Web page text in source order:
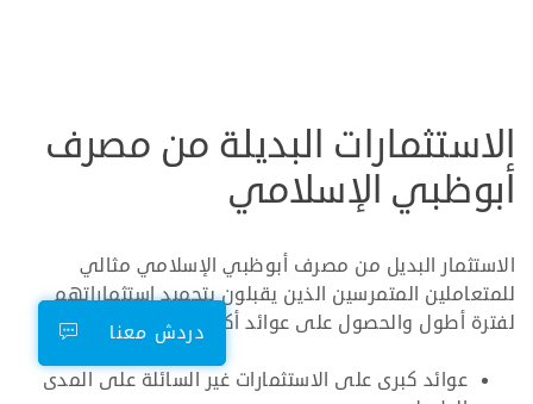
الاستثمارات البديلة من مصرف
أبوظبي الإسلامي
الاستثمار البديل من مصرف أبوظبي الإسلامي مثالي
للمتعاملين المتمرسين الذين يقبلون بتجميد استثماراتهم
لفترة أطول والحصول على عوائد أكبر.
عوائد كبرى على الاستثمارات غير السائلة على المدى
دردش معنا